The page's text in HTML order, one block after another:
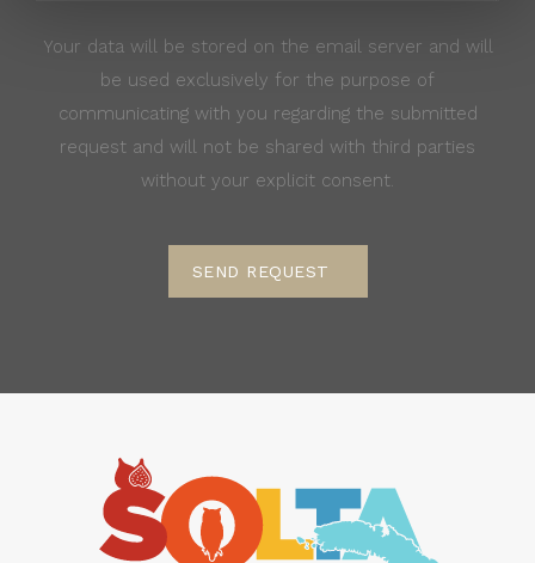
Your data will be stored on the email server and will
be used exclusively for the purpose of
communicating with you regarding the submitted
request and will not be shared with third parties
without your explicit consent.
SEND REQUEST